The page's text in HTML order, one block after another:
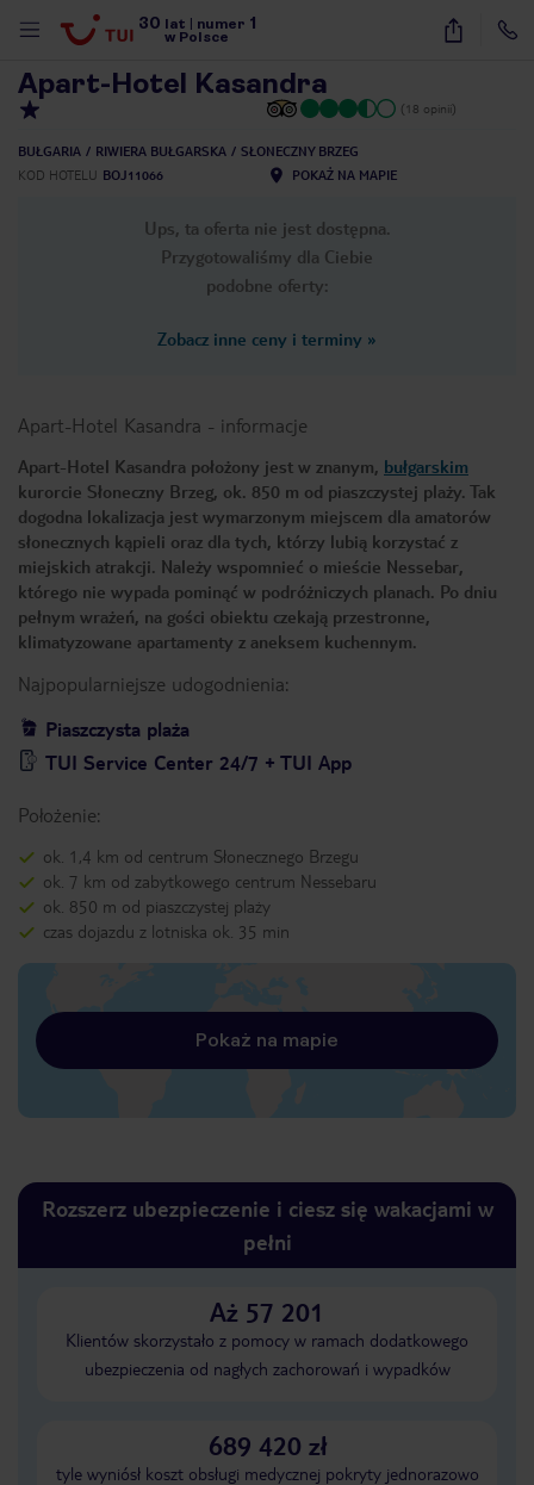
30 lat numer 1
w Polsce
20
Apart-Hotel Kasandra
(18 opinii)
BUŁGARIA RIWIERA BUŁGARSKA
SŁONECZNY BRZEG
KOD HOTELU BOJ11066 POKAŻ NA MAPIE
Ups, ta oferta nie jest dostępna.
Przygotowaliśmy dla Ciebie
podobne oferty:
Zobacz inne ceny i terminy »
Apart-Hotel Kasandra - informacje
Apart-Hotel Kasandra położony jest w znanym, bułgarskim
kurorcie Słoneczny Brzeg, ok. 850 m od piaszczystej plaży. Tak
dogodna lokalizacja jest wymarzonym miejscem dla amatorów
słonecznych kąpieli oraz dla tych, którzy lubią korzystać z
miejskich atrakcji. Należy wspomnieć o mieście Nessebar,
którego nie wypada pominąć w podróżniczych planach. Po dniu
pełnym wrażeń, na gości obiektu czekają przestronne,
klimatyzowane apartamenty z aneksem kuchennym.
Najpopularniejsze udogodnienia:
Piaszczysta plaża
TUI Service Center 24/7 + TUI App
Położenie:
ok. 1,4 km od centrum Słonecznego Brzegu
ok. 7 km od zabytkowego centrum Nessebaru
ok. 850 m od piaszczystej plaży
czas dojazdu z lotniska ok. 35 min
Pokaż na mapie
Rozszerz ubezpieczenie i ciesz się wakacjami w
pełni
Aż 57 201
Klientów skorzystało z pomocy w ramach dodatkowego
ubezpieczenia od nagłych zachorowań i wypadków
689 420 zł
tyle wyniósł koszt obsługi medycznej pokryty jednorazowo